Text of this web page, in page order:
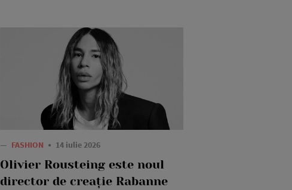
— FASHION 14 iulie 2026
Olivier Rousteing este noul
director de creație Rabanne